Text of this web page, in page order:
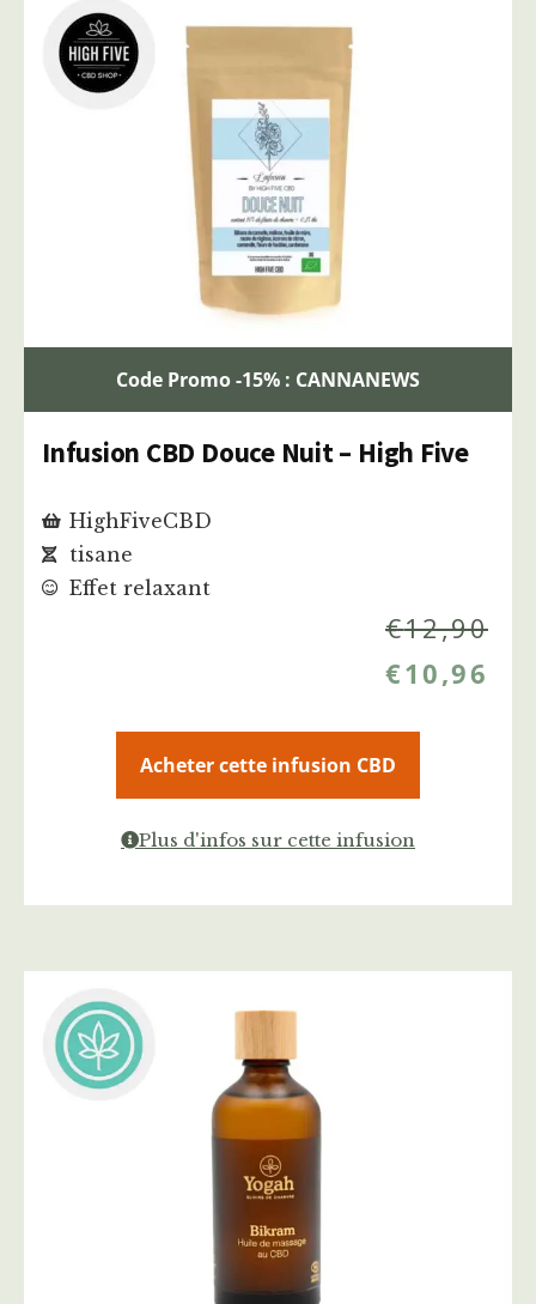
Code Promo -15% : CANNANEWS
Infusion CBD Douce Nuit – High Five
HighFiveCBD
tisane
Effet relaxant
€12,90
€10,96
Acheter cette infusion CBD
Plus d'infos sur cette infusion